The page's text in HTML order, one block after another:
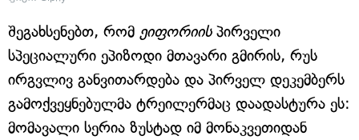
შეგახსენებთ, რომ ეიფორიისპირველი
სპეციალური ეპიზოდი მთავარი გმირის, რუს
ირგვლივ განვითარდება და პირველ დეკემბერს
გამოქვეყნებულმა ტრეილერმაც დაადასტურა ეს:
მომავალი სერია ზუსტად იმ მონაკვეთიდან